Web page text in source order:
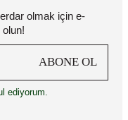
olmak için e-
ABONE OL
ediyorum.